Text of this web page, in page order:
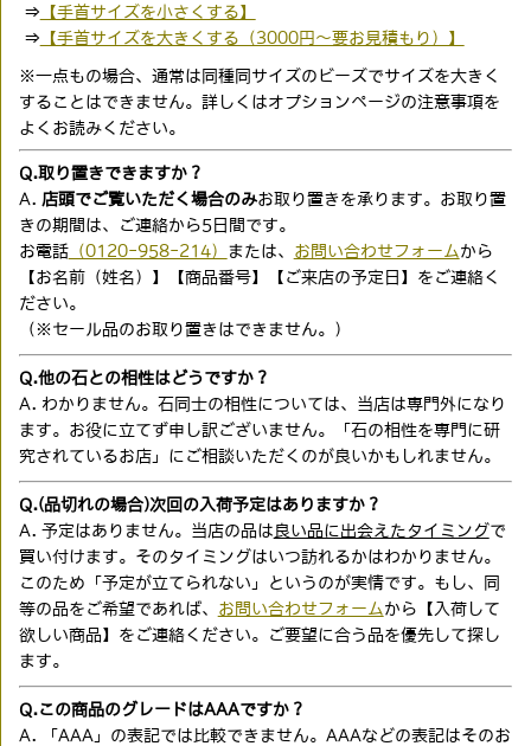
⇒ 【手首サイズを小さくする】
⇒ 【手首サイズを大きくする（3000円〜要お見積もり）】
※一点もの場合、通常は同種同サイズのビーズでサイズを大きく
することはできません。詳しくはオプションページの注意事項を
よくお読みください。
Q.取り置きできますか？
A. 店頭でご覧いただく場合のみお取り置きを承ります。お取り置
きの期間は、ご連絡から5日間です。
お電話（0120-958-214） または、 お問い合わせフォーム から
【お名前（姓名）】【商品番号】【ご来店の予定日】をご連絡く
ださい。
（※セール品のお取り置きはできません。）
Q.他の石との相性はどうですか？
A. わかりません。石同士の相性については、当店は専門外になり
ます。お役に立てず申し訳ございません。「石の相性を専門に研
究されているお店」にご相談いただくのが良いかもしれません。
Q.(品切れの場合)次回の入荷予定はありますか？
A. 予定はありません。当店の品は 良い品に出会えたタイミングで
買い付けます。そのタイミングはいつ訪れるかはわかりません。
このため「予定が立てられない」というのが実情です。もし、同
等の品をご希望であれば、 お問い合わせフォーム から【入荷して
欲しい商品】をご連絡ください。ご要望に合う品を優先して探し
ます。
Q.この商品のグレードはAAAですか？
A. 「AAA」の表記では比較できません。AAAなどの表記はそのお